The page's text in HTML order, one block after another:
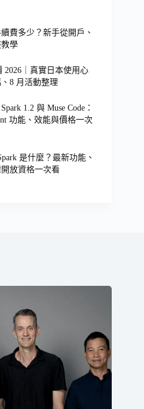
費多少？新手從開戶、
學
2026｜真實日本使用心
8 月活動整理
1.2 與 Muse Code：
功能、效能與價格一次
是什麼？最新功能、
放資格一次看